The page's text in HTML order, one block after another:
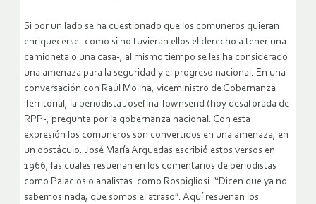
Si por un lado se ha cuestionado que los comuneros quieran
enriquecerse -como si no tuvieran ellos el derecho a tener una
camioneta o una casa-, al mismo tiempo se les ha considerado
una amenaza para la seguridad y el progreso nacional. En una
conversación con Raúl Molina, viceministro de Gobernanza
Territorial, la periodista Josefina Townsend (hoy desaforada de
RPP-, pregunta por la gobernanza nacional. Con esta
expresión los comuneros son convertidos en una amenaza, en
un obstáculo. José María Arguedas escribió estos versos en
1966, las cuales resuenan en los comentarios de periodistas
como Palacios o analistas como Rospigliosi: “Dicen que ya no
sabemos nada, que somos el atraso”. Aquí resuenan los